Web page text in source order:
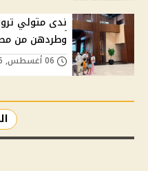
ندى متولي
وطردهن من